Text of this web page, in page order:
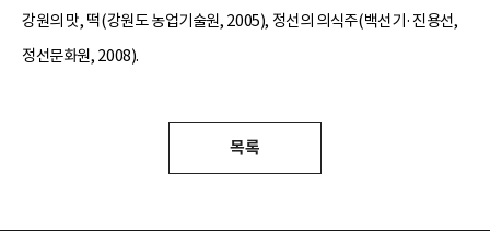
강원의 맛, 떡(강원도 농업기술원, 2005), 정선의 의식주(백선기·진용선,
정선문화원, 2008).
목록